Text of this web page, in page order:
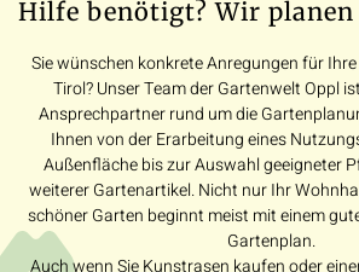
Hilfe benötigt? Wir
Sie wünschen konkrete Anregungen für
Tirol? Unser Team der Gartenwelt Oppl
Ansprechpartner rund um die
Ihnen von der Erarbeitung eines
Außenfläche bis zur Auswahl geeigneter
weiterer Gartenartikel. Nicht nur Ihr
schöner Garten beginnt meist mit einem
Gartenplan.